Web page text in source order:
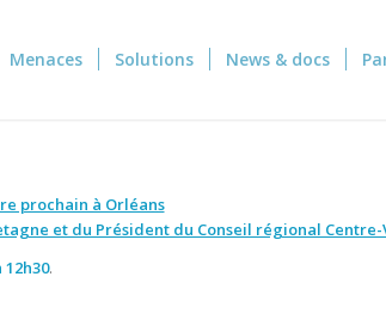
Menaces Solutions News & docs
prochain à Orléans
et du Président du Conseil régional Centre-
.